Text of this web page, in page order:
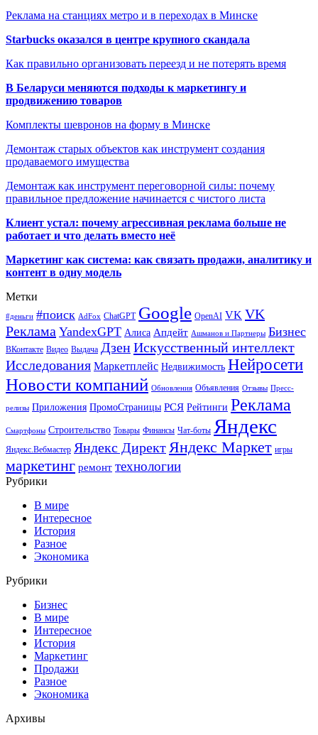
Реклама на станциях метро и в переходах в Минске
Starbucks оказался в центре крупного скандала
Как правильно организовать переезд и не потерять время
В Беларуси меняются подходы к маркетингу и
продвижению товаров
Комплекты шевронов на форму в Минске
Демонтаж старых объектов как инструмент создания
продаваемого имущества
Демонтаж как инструмент переговорной силы: почему
правильное предложение начинается с чистого листа
Клиент устал: почему агрессивная реклама больше не
работает и что делать вместо неё
Маркетинг как система: как связать продажи, аналитику и
контент в одну модель
Метки
#деньги #поиск AdFox ChatGPT Google OpenAI VK VK
Реклама YandexGPT Алиса Апдейт Ашманов и Партнеры Бизнес
ВКонтакте Видео Выдача ДзенИскусственный интеллект
Исследования Маркетплейс Недвижимость Нейросети
Новости компаний Обновления Объявления Отзывы Пресс-
релизы Приложения ПромоСтраницы РСЯ Рейтинги Реклама
Смартфоны Строительство Товары Финансы Чат-боты Яндекс
Яндекс.Вебмастер Яндекс Директ Яндекс Маркет игры
маркетинг ремонт технологии
Рубрики
В мире
Интересное
История
Разное
Экономика
Рубрики
Бизнес
В мире
Интересное
История
Маркетинг
Продажи
Разное
Экономика
Архивы